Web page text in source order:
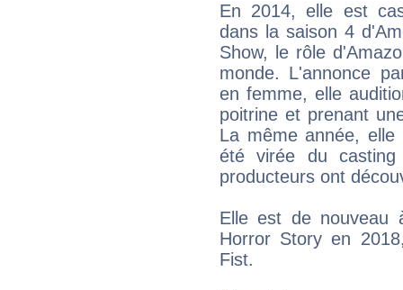
En 2014, elle est
dans la saison 4
Show, le rôle
monde. L'annonce
en femme, elle
poitrine et prenant
La même année,
été virée du casting
producteurs ont
Elle est de nouveau
Horror Story en
Fist.